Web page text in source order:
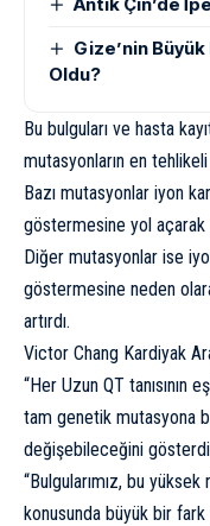
Gize’nin
Oldu?
Bu bulguları ve hasta
mutasyonların en
Bazı mutasyonlar iyon
göstermesine yol açarak
Diğer mutasyonlar ise
göstermesine neden
artırdı.
Victor Chang Kardiyak
“Her Uzun QT tanısının
tam genetik mutasyona
değişebileceğini
“Bulgularımız, bu
konusunda büyük bir